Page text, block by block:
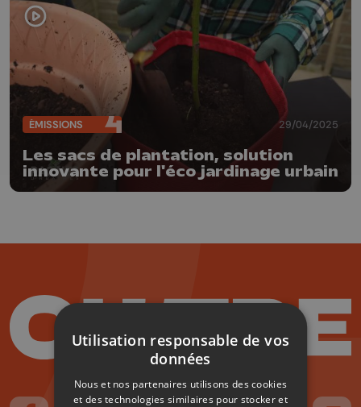
ÉMISSIONS 29/04/2025
Les sacs de plantation, solution
innovante pour l'éco jardinage urbain
Utilisation responsable de vos
données
Nous et nos partenaires utilisons des cookies
et des technologies similaires pour stocker et